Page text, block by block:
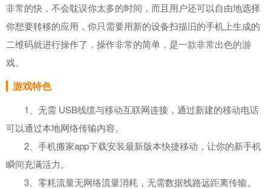
非常的快，不会耽误你太多的时间，而且用户还可以自由地选择
你想要转移的应用，你只需要用新的设备扫描旧的手机上生成的
二维码就进行操作了，操作非常的简单，是一款非常出色的游
戏。
游戏特色
1、无需 USB线缆与移动互联网连接，通过新建的移动电话
可以通过本地网络传输内容。
2、手机搬家app下载安装最新版本快捷移动，让你的新手机
瞬间充满活力。
3、零耗流量无网络流量消耗，无需数据线路远距离传输。